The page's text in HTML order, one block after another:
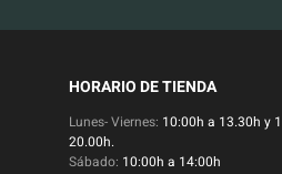
HORARIO DE TIENDA
Lunes- Viernes: 10:00h a 13.30h y
20.00h.
Sábado: 10:00h a 14:00h